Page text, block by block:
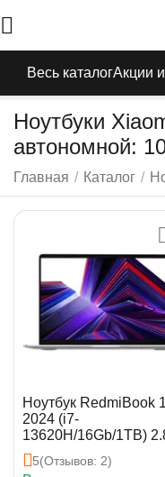
Весь каталогАкции
Ноутбуки
автономной:
Главная / Каталог /
Ноутбук RedmiBook
2024 (i7-
13620H/16Gb/1TB)
5(Отзывов: 2)